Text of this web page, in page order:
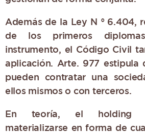
Además de la Ley N ° 6.404,
de los primeros
instrumento, el Código Civil
aplicación. Arte. 977 estipula
pueden contratar una
ellos mismos o con terceros.
En teoría, el holding
materializarse en forma de